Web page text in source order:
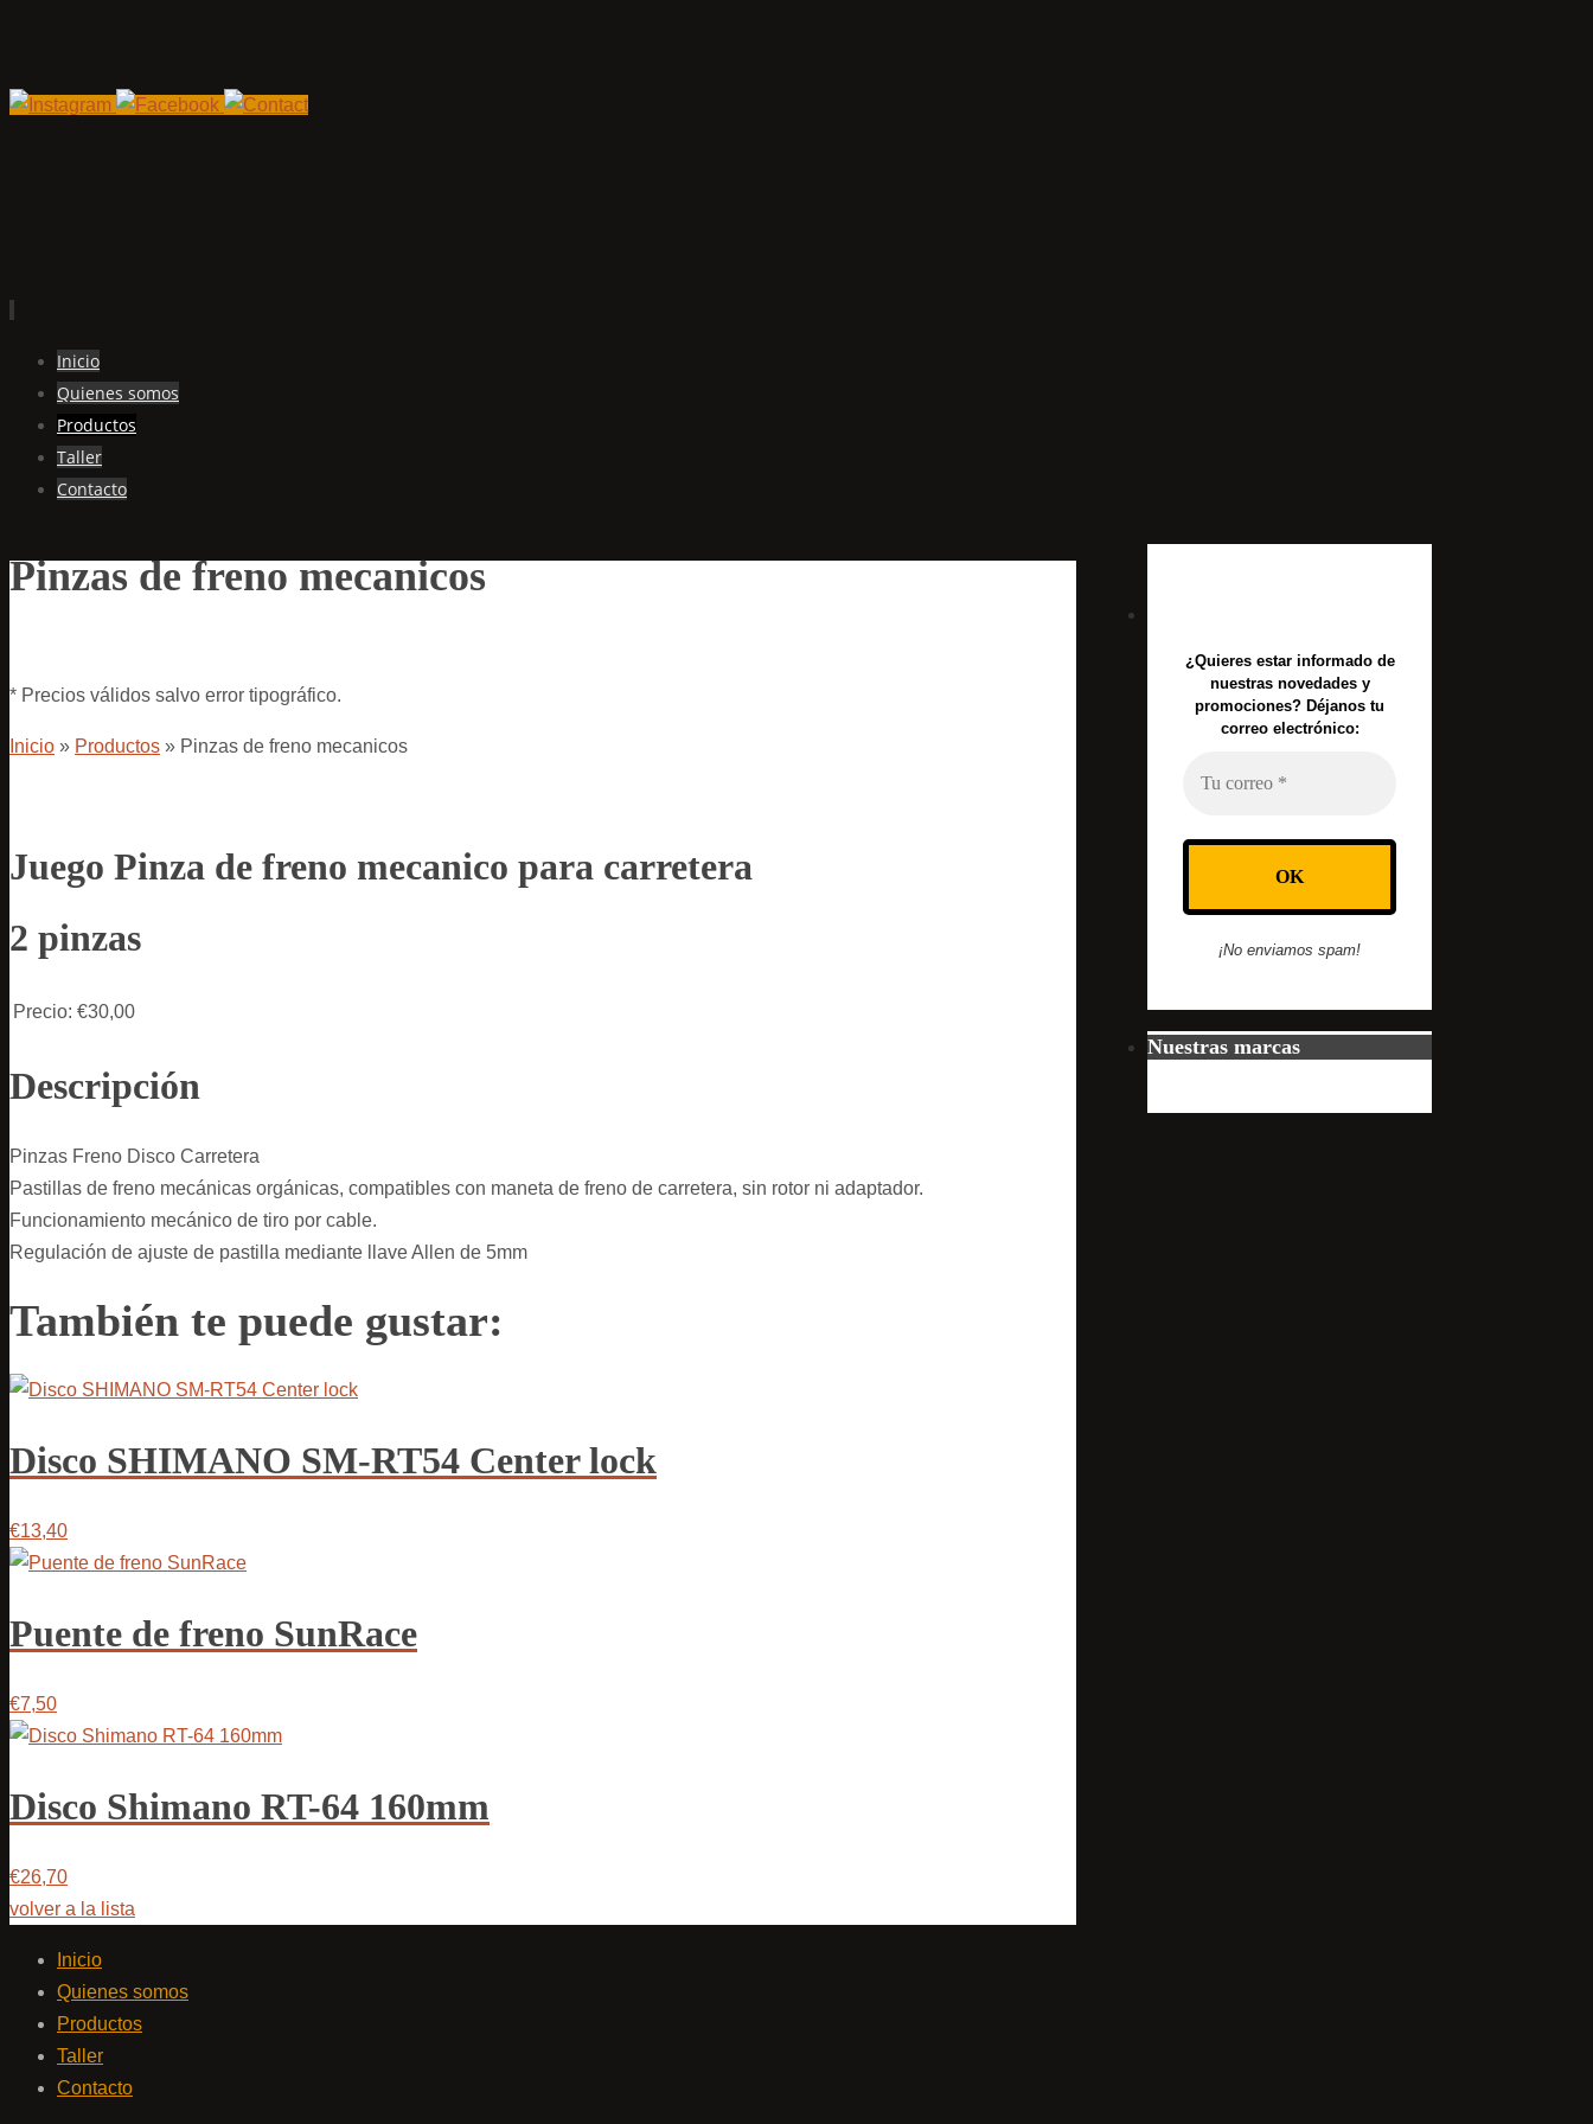
contenido
Inicio
Quienes somos
Productos
Taller
Contacto
Pinzas de freno mecanicos
* Precios válidos salvo error tipográfico.
Inicio » Productos » Pinzas de freno mecanicos
Juego Pinza de freno mecanico para carretera
2 pinzas
Precio: €30,00
Descripción
Pinzas Freno Disco Carretera
Pastillas de freno mecánicas orgánicas, compatibles con maneta de freno de carretera, sin rotor ni adaptador.
Funcionamiento mecánico de tiro por cable.
Regulación de ajuste de pastilla mediante llave Allen de 5mm
También te puede gustar:
Disco SHIMANO SM-RT54 Center lock
€13,40
Puente de freno SunRace
€7,50
Disco Shimano RT-64 160mm
€26,70
volver a la lista
¿Quieres estar informado de
nuestras novedades y
promociones? Déjanos tu
correo electrónico:
¡No enviamos spam!
Nuestras marcas
Inicio
Quienes somos
Productos
Taller
Contacto